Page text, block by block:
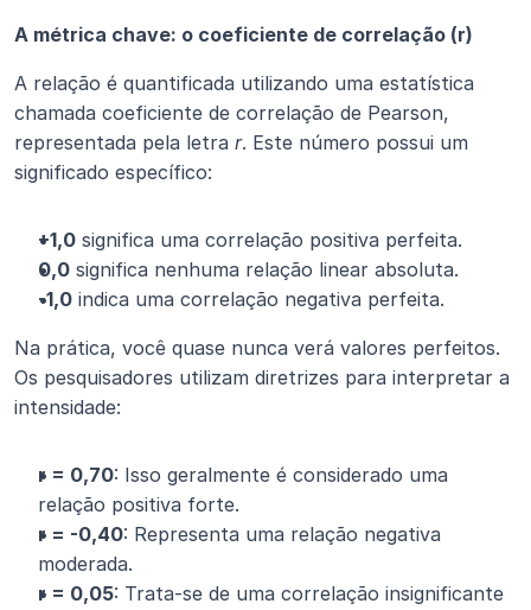
A métrica chave: o coeficiente de correlação (r)
A relação é quantificada utilizando uma estatística
chamada coeficiente de correlação de Pearson,
representada pela letra r. Este número possui um
significado específico:
+1,0 significa uma correlação positiva perfeita.
0,0 significa nenhuma relação linear absoluta.
-1,0 indica uma correlação negativa perfeita.
Na prática, você quase nunca verá valores perfeitos.
Os pesquisadores utilizam diretrizes para interpretar a
intensidade:
r = 0,70: Isso geralmente é considerado uma
relação positiva forte.
r = -0,40: Representa uma relação negativa
moderada.
r = 0,05: Trata-se de uma correlação insignificante